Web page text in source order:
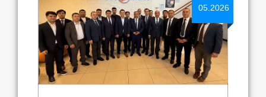
05.2026